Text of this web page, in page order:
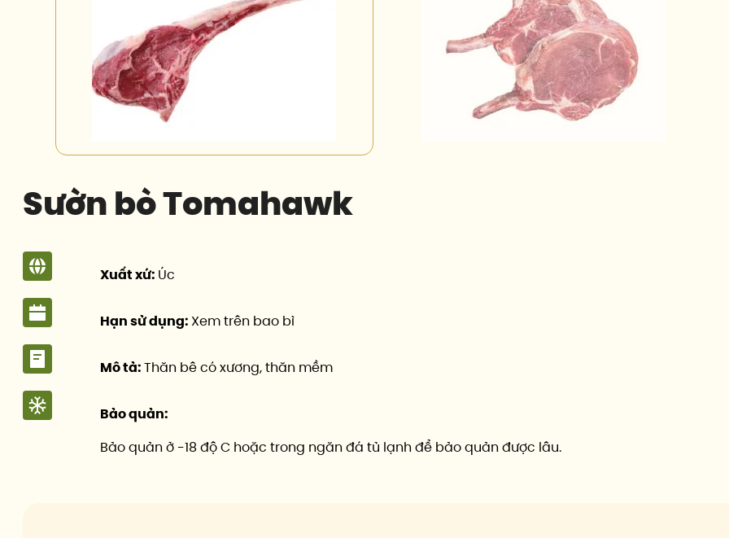
Sườn bò Tomahawk
Xuất xứ: Úc
Hạn sử dụng: Xem trên bao bì
Mô tả:Thăn bê có xương, thăn mềm
Bảo quản:
Bảo quản ở -18 độ C hoặc trong ngăn đá tủ lạnh để bảo quản được lâu.